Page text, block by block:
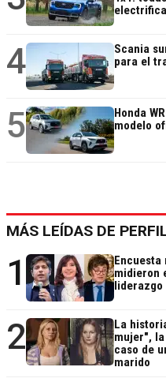
4
Scania
para el
5
Honda
modelo
MÁS LEÍDAS DE
1
midieron
liderazgo
2
La
mujer",
caso de
marido